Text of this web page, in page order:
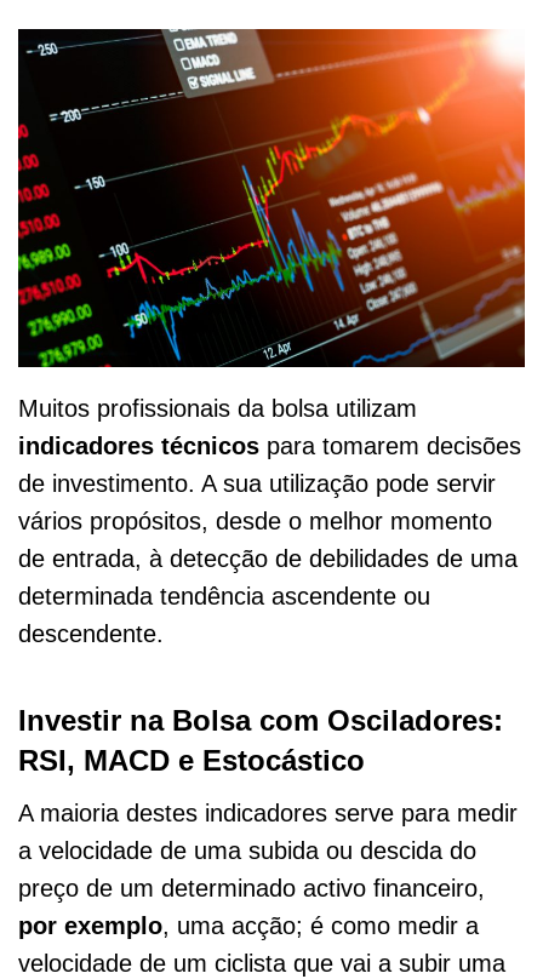
Muitos profissionais da bolsa utilizam
indicadores técnicos para tomarem decisões
de investimento. A sua utilização pode servir
vários propósitos, desde o melhor momento
de entrada, à detecção de debilidades de uma
determinada tendência ascendente ou
descendente.
Investir na Bolsa com Osciladores:
RSI, MACD e Estocástico
A maioria destes indicadores serve para medir
a velocidade de uma subida ou descida do
preço de um determinado activo financeiro,
por exemplo, uma acção; é como medir a
velocidade de um ciclista que vai a subir uma